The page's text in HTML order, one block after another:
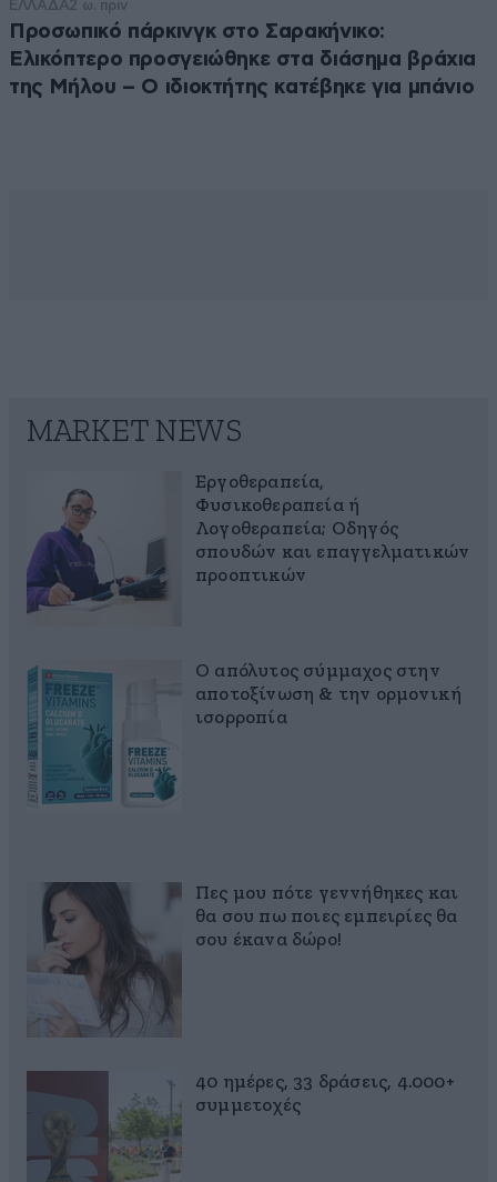
ΕΛΛΑΔΑ2 ω. πριν
Προσωπικό πάρκινγκ στο Σαρακήνικο:
Ελικόπτερο προσγειώθηκε στα διάσημα βράχια
της Μήλου – Ο ιδιοκτήτης κατέβηκε για μπάνιο
MARKET NEWS
Εργοθεραπεία,
Φυσικοθεραπεία ή
Λογοθεραπεία; Οδηγός
σπουδών και επαγγελματικών
προοπτικών
Ο απόλυτος σύμμαχος στην
αποτοξίνωση & την ορμονική
ισορροπία
Πες μου πότε γεννήθηκες και
θα σου πω ποιες εμπειρίες θα
σου έκανα δώρο!
40 ημέρες, 33 δράσεις, 4.000+
συμμετοχές